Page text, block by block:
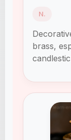
N.
brass,